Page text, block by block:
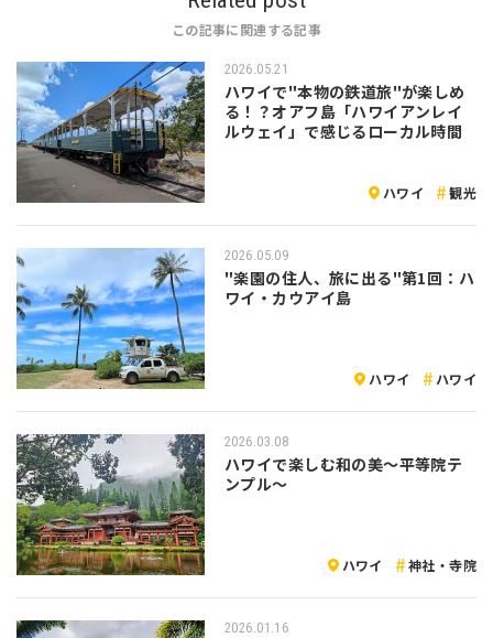
この記事に関連する記事
2026.05.21
ハワイで"本物の鉄道旅"が楽しめ
る！？オアフ島「ハワイアンレイ
ルウェイ」で感じるローカル時間
ハワイ 観光
2026.05.09
"楽園の住人、旅に出る"第1回：ハ
ワイ・カウアイ島
ハワイ ハワイ
2026.03.08
ハワイで楽しむ和の美〜平等院テ
ンプル〜
ハワイ 神社・寺院
2026.01.16